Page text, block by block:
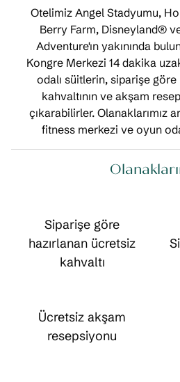
Otelimiz Angel Stadyumu,
Berry Farm, Disneyland®
Adventure'ın yakınında
Kongre Merkezi 14 dakika
odalı süitlerin, siparişe göre
kahvaltının ve akşam
çıkarabilirler. Olanaklarımız
fitness merkezi ve oyun
Siparişe göre
hazırlanan ücretsiz
kahvaltı
Ücretsiz akşam
resepsiyonu